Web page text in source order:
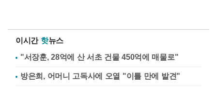
이시간 핫뉴스
"서장훈, 28억에 산 서초 건물 450억에 매물로"
방은희, 어머니 고독사에 오열 "이틀 만에 발견"